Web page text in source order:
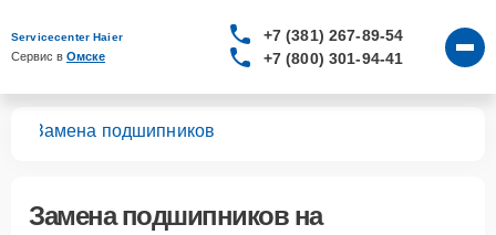
Servicecenter Haier
Сервис в Омске
+7 (381) 267-89-54
+7 (800) 301-94-41
Замена подшипников
Замена подшипниковна